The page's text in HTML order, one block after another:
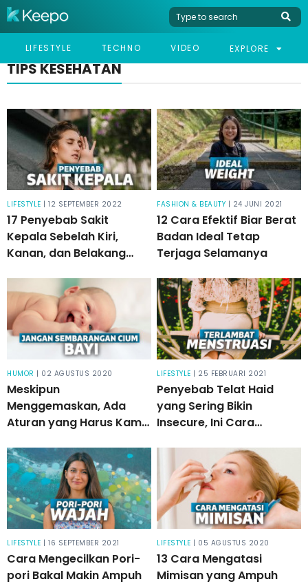
LIFESTYLE TECHNO VIDEO EXPLORE
TIPS KESEHATAN
LIFESTYLE | 12 SEPTEMBER 2022
17 Penyebab Sakit
Kepala Sebelah Kiri,
Kanan, dan Belakang
FASHION & BEAUTY | 24 JUNI 2021
12 Cara Efektif Biar Berat
Badan Ideal Tetap
Terjaga Selamanya
HUMOR | 02 AGUSTUS 2020
Meskipun
Menggemaskan, Ada
Aturan yang Harus Kamu
Mencium Bayi
LIFESTYLE | 25 FEBRUARI 2021
Penyebab Telat Haid
yang Sering Bikin
Insecure, Ini Cara
LIFESTYLE | 16 SEPTEMBER 2021
Cara Mengecilkan Pori-
pori Bakal Makin Ampuh
LIFESTYLE | 05 AGUSTUS 2020
13 Cara Mengatasi
Mimisan yang Ampuh